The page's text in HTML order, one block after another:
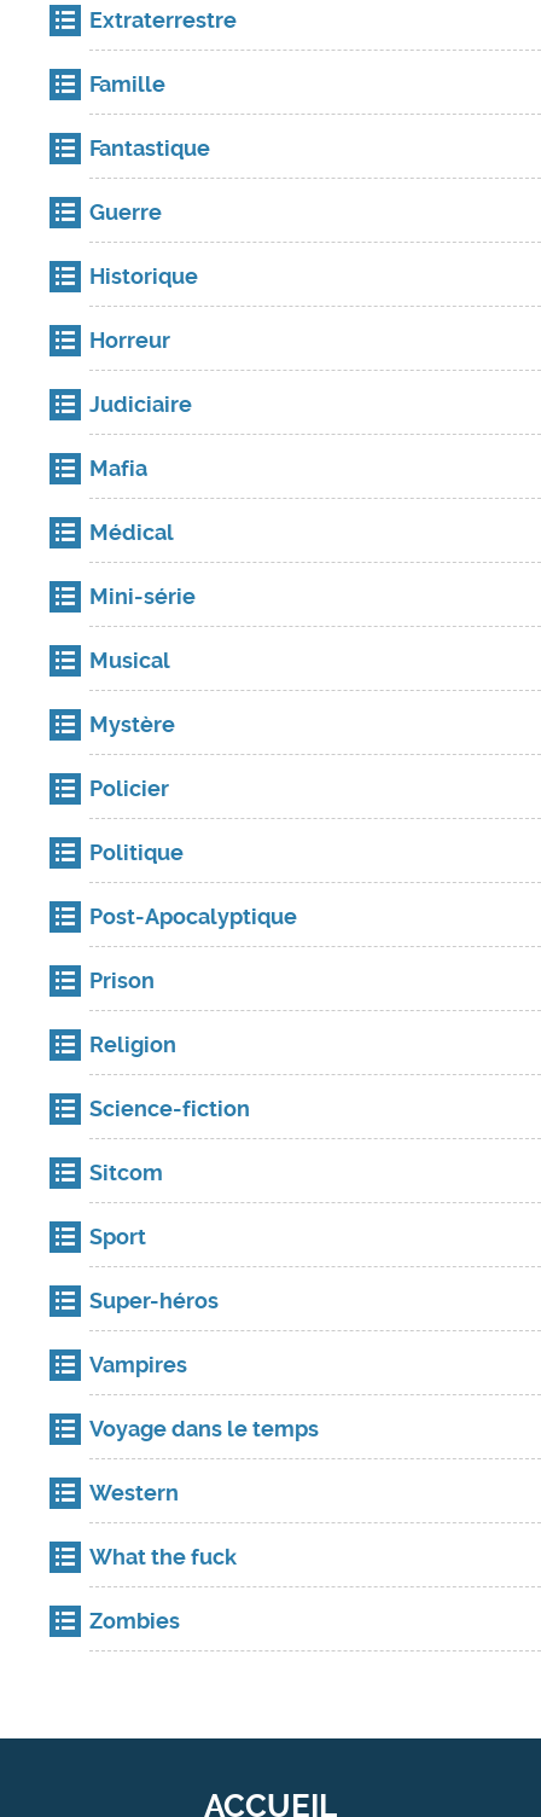
Extraterrestre
Famille
Fantastique
Guerre
Historique
Horreur
Judiciaire
Mafia
Médical
Mini-série
Musical
Mystère
Policier
Politique
Post-Apocalyptique
Prison
Religion
Science-fiction
Sitcom
Sport
Super-héros
Vampires
Voyage dans le temps
Western
What the fuck
Zombies
ACCUEIL